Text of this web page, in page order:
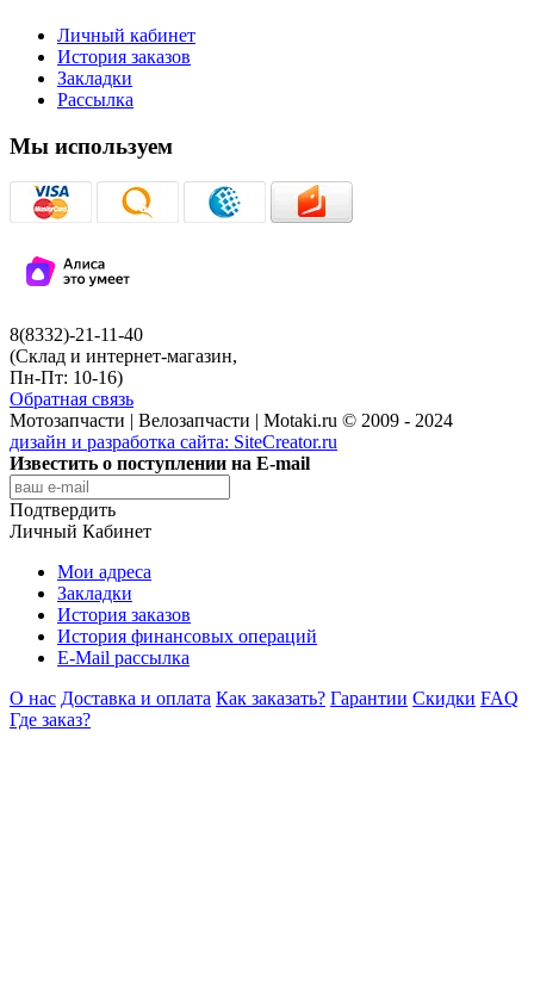
Личный кабинет
История заказов
Закладки
Рассылка
Мы используем
8(8332)-21-11-40
(Склад и интернет-магазин,
Пн-Пт: 10-16)
Обратная связь
Мотозапчасти | Велозапчасти | Motaki.ru © 2009 - 2024
дизайн и разработка сайта: SiteCreator.ru
Известить о поступлении на E-mail
Подтвердить
Личный Кабинет
Мои адреса
Закладки
История заказов
История финансовых операций
E-Mail рассылка
О нас Доставка и оплата Как заказать? Гарантии Скидки FAQ
Где заказ?